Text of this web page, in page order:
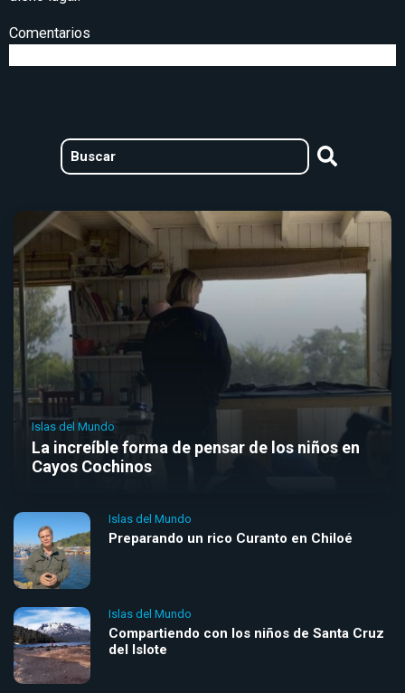
Comentarios
Islas del Mundo
La increíble forma de pensar de los niños en
Cayos Cochinos
Islas del Mundo
Preparando un rico Curanto en Chiloé
Islas del Mundo
Compartiendo con los niños de Santa Cruz
del Islote